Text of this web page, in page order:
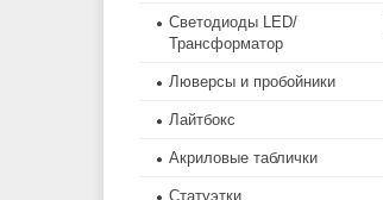
Светодиоды LED/
Трансформатор
Люверсы и пробойники
Лайтбокс
Акриловые таблички
Статуэтки